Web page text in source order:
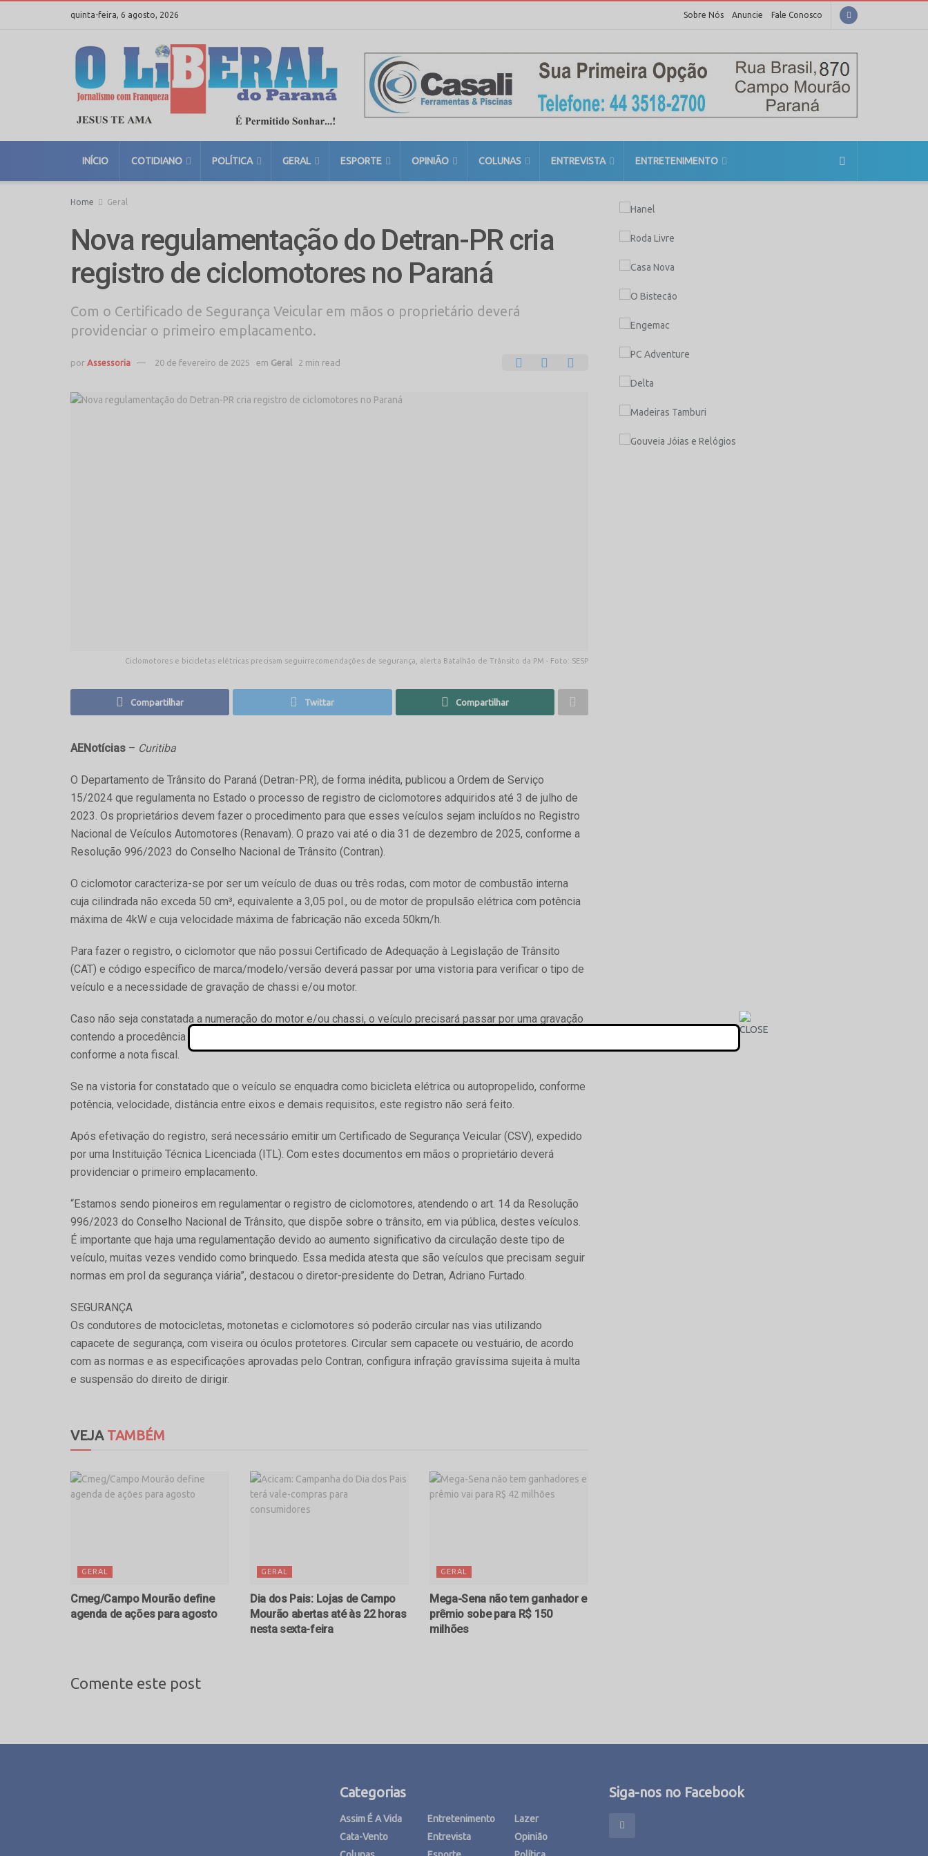
quinta-feira, 6 agosto, 2026 Sobre Nós Anuncie Fale Conosco
INÍCIO COTIDIANO POLÍTICA GERAL ESPORTE OPINIÃO COLUNAS ENTREVISTA ENTRETENIMENTO
Home Geral
Nova regulamentação do Detran-PR cria
registro de ciclomotores no Paraná
Com o Certificado de Segurança Veicular em mãos o proprietário deverá
providenciar o primeiro emplacamento.
por Assessoria 20 de fevereiro de 2025 em Geral 2 min read
Ciclomotores e bicicletas elétricas precisam seguirrecomendações de segurança, alerta Batalhão de Trânsito da PM - Foto: SESP
Compartilhar Twittar Compartilhar
AENotícias – Curitiba
O Departamento de Trânsito do Paraná (Detran-PR), de forma inédita, publicou a Ordem de Serviço
15/2024 que regulamenta no Estado o processo de registro de ciclomotores adquiridos até 3 de julho de
2023. Os proprietários devem fazer o procedimento para que esses veículos sejam incluídos no Registro
Nacional de Veículos Automotores (Renavam). O prazo vai até o dia 31 de dezembro de 2025, conforme a
Resolução 996/2023 do Conselho Nacional de Trânsito (Contran).
O ciclomotor caracteriza-se por ser um veículo de duas ou três rodas, com motor de combustão interna
cuja cilindrada não exceda 50 cm³, equivalente a 3,05 pol., ou de motor de propulsão elétrica com potência
máxima de 4kW e cuja velocidade máxima de fabricação não exceda 50km/h.
Para fazer o registro, o ciclomotor que não possui Certificado de Adequação à Legislação de Trânsito
(CAT) e código específico de marca/modelo/versão deverá passar por uma vistoria para verificar o tipo de
veículo e a necessidade de gravação de chassi e/ou motor.
Caso não seja constatada a numeração do motor e/ou chassi, o veículo precisará passar por uma gravação
contendo a procedência nacional, tipo de veículo ciclomotor, marca, modelo, e outras informações
conforme a nota fiscal.
Se na vistoria for constatado que o veículo se enquadra como bicicleta elétrica ou autopropelido, conforme
potência, velocidade, distância entre eixos e demais requisitos, este registro não será feito.
Após efetivação do registro, será necessário emitir um Certificado de Segurança Veicular (CSV), expedido
por uma Instituição Técnica Licenciada (ITL). Com estes documentos em mãos o proprietário deverá
providenciar o primeiro emplacamento.
“Estamos sendo pioneiros em regulamentar o registro de ciclomotores, atendendo o art. 14 da Resolução
996/2023 do Conselho Nacional de Trânsito, que dispõe sobre o trânsito, em via pública, destes veículos.
É importante que haja uma regulamentação devido ao aumento significativo da circulação deste tipo de
veículo, muitas vezes vendido como brinquedo. Essa medida atesta que são veículos que precisam seguir
normas em prol da segurança viária”, destacou o diretor-presidente do Detran, Adriano Furtado.
SEGURANÇA
Os condutores de motocicletas, motonetas e ciclomotores só poderão circular nas vias utilizando
capacete de segurança, com viseira ou óculos protetores. Circular sem capacete ou vestuário, de acordo
com as normas e as especificações aprovadas pelo Contran, configura infração gravíssima sujeita à multa
e suspensão do direito de dirigir.
VEJATAMBÉM
GERAL
Cmeg/Campo Mourão define
agenda de ações para agosto
GERAL
Dia dos Pais: Lojas de Campo
Mourão abertas até às 22 horas
nesta sexta-feira
GERAL
Mega-Sena não tem ganhador e
prêmio sobe para R$ 150
milhões
Comente este post
Categorias
Assim É A Vida
Cata-Vento
Entretenimento
Entrevista
Lazer
Opinião
Siga-nos no Facebook